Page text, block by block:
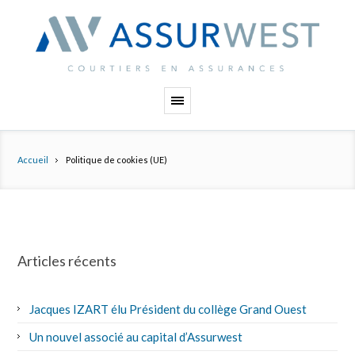
Accueil Politique de cookies (UE)
Articles récents
Jacques IZART élu Président du collège Grand Ouest
Un nouvel associé au capital d’Assurwest